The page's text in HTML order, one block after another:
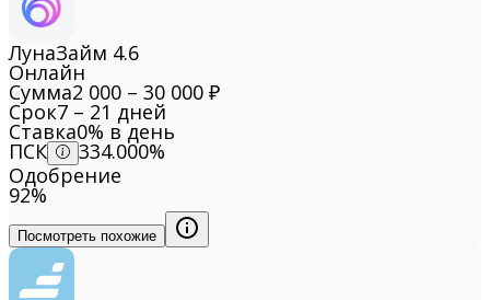
ЛунаЗайм 4.6
Онлайн
Сумма2 000 – 30 000 ₽
Срок7 – 21 дней
Ставка0% в день
ПСК
334.000%
Одобрение
92%
Посмотреть похожие